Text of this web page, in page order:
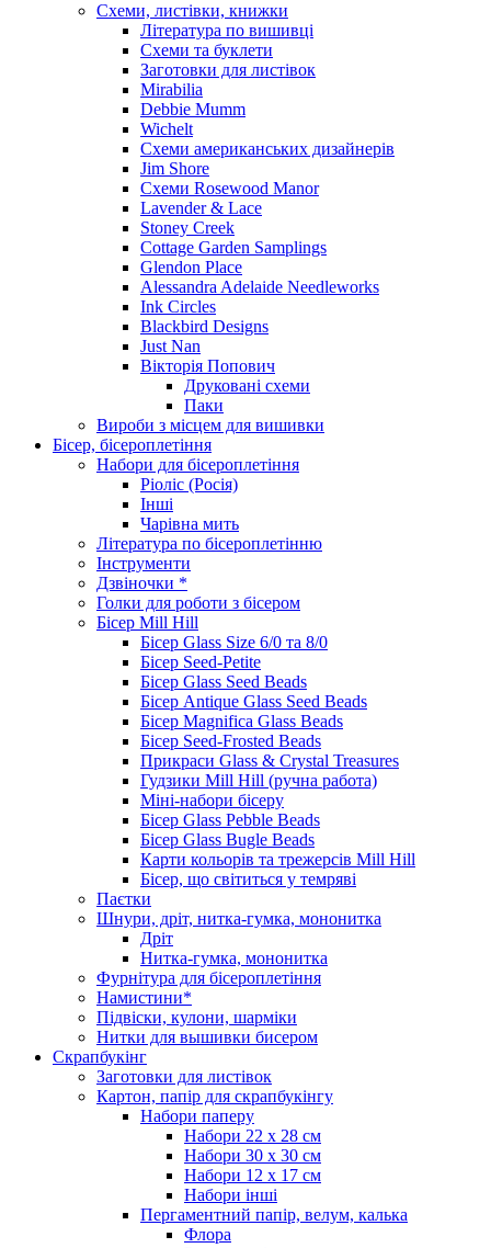
Схеми, листівки, книжки
Література по вишивці
Схеми та буклети
Заготовки для листівок
Mirabilia
Debbie Mumm
Wichelt
Схеми американських дизайнерів
Jim Shore
Cхеми Rosewood Manor
Lavender & Lace
Stoney Creek
Cottage Garden Samplings
Glendon Place
Alessandra Adelaide Needleworks
Ink Circles
Blackbird Designs
Just Nan
Вікторія Попович
Друковані схеми
Паки
Вироби з місцем для вишивки
Бісер, бісероплетіння
Набори для бісероплетіння
Ріоліс (Росія)
Інші
Чарівна мить
Література по бісероплетінню
Інструменти
Дзвіночки *
Голки для роботи з бісером
Бісер Mill Hill
Бісер Glass Size 6/0 та 8/0
Бісер Seed-Petite
Бісер Glass Seed Beads
Бісер Antique Glass Seed Beads
Бісер Magnifica Glass Beads
Бісер Seed-Frosted Beads
Прикраси Glass & Crystal Treasures
Гудзики Mill Hill (ручна работа)
Міні-набори бісеру
Бісер Glass Pebble Beads
Бісер Glass Bugle Beads
Карти кольорів та трежерсів Mill Hill
Бісер, що світиться у темряві
Паєтки
Шнури, дріт, нитка-гумка, мононитка
Дріт
Нитка-гумка, мононитка
Фурнітура для бісероплетіння
Намистини*
Підвіски, кулони, шарміки
Нитки для вышивки бисером
Скрапбукінг
Заготовки для листівок
Картон, папір для скрапбукінгу
Набори паперу
Набори 22 х 28 см
Набори 30 х 30 см
Набори 12 х 17 см
Набори інші
Пергаментний папір, велум, калька
Флора